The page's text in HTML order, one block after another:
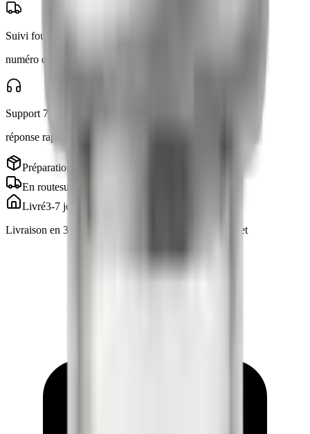
Suivi fourni
numéro de tracking par email
Support 7j/7
réponse rapide via Telegram
Préparation
En routesuivi inclus
Livré3-7 jours
Livraison en 3 à 7 jours · suivi inclus, emballage discret